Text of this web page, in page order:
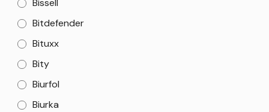
Bissell
Bitdefender
Bituxx
Bity
Biurfol
Biurka